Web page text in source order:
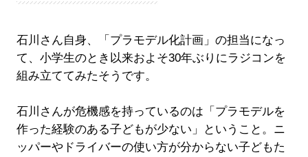
石川さん自身、「プラモデル化計画」の担当になっ
て、小学生のとき以来およそ30年ぶりにラジコンを
組み立ててみたそうです。
石川さんが危機感を持っているのは「プラモデルを
作った経験のある子どもが少ない」ということ。ニ
ッパーやドライバーの使い方が分からない子どもた